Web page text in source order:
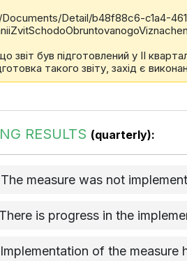
Detail/b48f88c6-c1a4-
звіт був підготовлений у ІІ
такого звіту, захід є
RESULTS (quarterly):
The measure was not
There is progress in the
Implementation of the measure